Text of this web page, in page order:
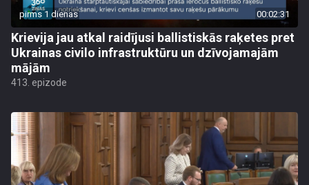
pirms 1 dienas 00:02:31
Krievija jau atkal raidījusi ballistiskās raķetes pret
Ukrainas civilo infrastruktūru un dzīvojamajām
mājām
413. epizode